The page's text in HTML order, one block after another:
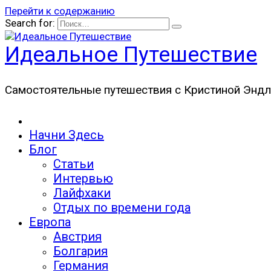
Перейти к содержанию
Search for:
Идеальное Путешествие
Самостоятельные путешествия с Кристиной
Начни Здесь
Блог
Статьи
Интервью
Лайфхаки
Отдых по времени года
Европа
Австрия
Болгария
Германия